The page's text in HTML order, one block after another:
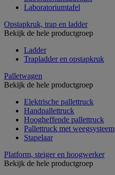
Laboratoriumtafel
Opstapkruk, trap en ladder
Bekijk de hele productgroep
Ladder
Trapladder en opstapkruk
Palletwagen
Bekijk de hele productgroep
Elektrische pallettruck
Handpallettruck
Hoogheffende pallettruck
Pallettruck met weegsysteem
Stapelaar
Platform, steiger en hoogwerker
Bekijk de hele productgroep